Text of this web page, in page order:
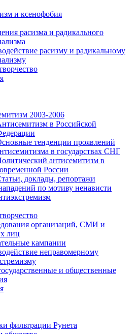
и ксенофобия
расизма и радикального
расизму и радикальному
2003-2006
в Российской
тенденции проявлений
в государствах СНГ
антисемитизм в
России
доклады, репортажи
по мотиву ненависти
организаций, СМИ и
лиц
кампании
неправомерному
и общественные
фильтрации Рунета